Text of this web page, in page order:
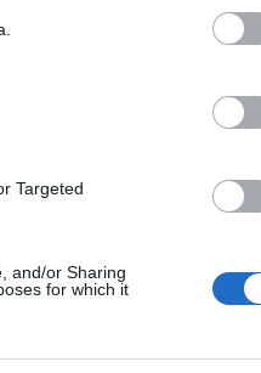
Targeted
and/or Sharing
for which it